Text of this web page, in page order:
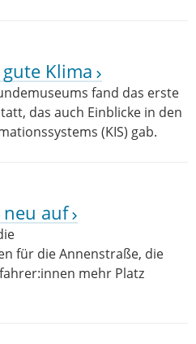
Klima
fand das erste
das auch Einblicke in den
(KIS) gab.
auf
für die Annenstraße, die
mehr Platz